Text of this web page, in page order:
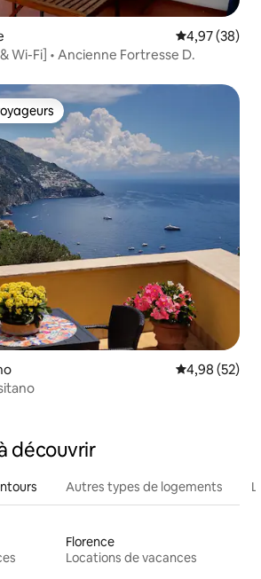
Note
4,97 (38)
Wi-Fi] • Ancienne Fortresse D.
parmi les plus aimés
Note
4,98 (52)
découvrir
Autres types de logements
Florence
Locations de vacances